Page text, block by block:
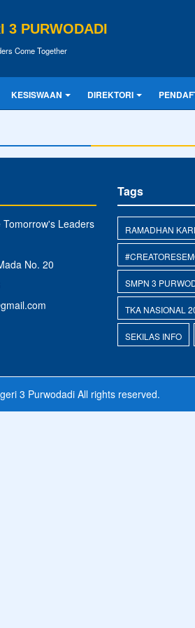
3 PURWODADI
Come Together
KESISWAAN DIREKTORI
Tomorrow's Leaders
No. 20
Tags
RAMADHAN
SMPN 3
TKA NASIONAL
SEKILAS INFO
3 Purwodadi All rights reserved.